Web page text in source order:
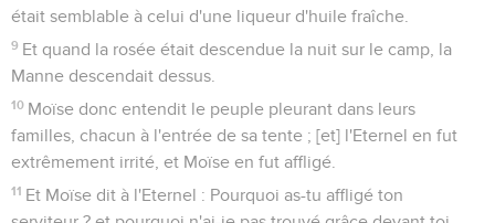
était semblable à celui d'une liqueur d'huile fraîche.
9 Et quand la rosée était descendue la nuit sur le camp, la
Manne descendait dessus.
10 Moïse donc entendit le peuple pleurant dans leurs
familles, chacun à l'entrée de sa tente ; [et] l'Eternel en fut
extrêmement irrité, et Moïse en fut affligé.
11 Et Moïse dit à l'Eternel : Pourquoi as-tu affligé ton